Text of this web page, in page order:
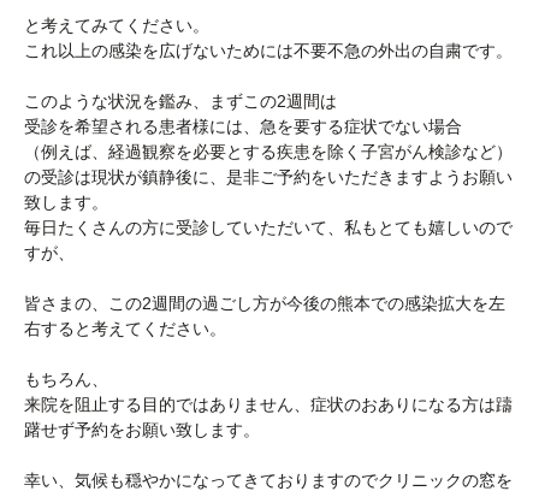
と考えてみてください。
これ以上の感染を広げないためには不要不急の外出の自粛です。
このような状況を鑑み、まずこの2週間は
受診を希望される患者様には、急を要する症状でない場合
（例えば、経過観察を必要とする疾患を除く子宮がん検診など）
の受診は現状が鎮静後に、是非ご予約をいただきますようお願い
致します。
毎日たくさんの方に受診していただいて、私もとても嬉しいので
すが、
皆さまの、この2週間の過ごし方が今後の熊本での感染拡大を左
右すると考えてください。
もちろん、
来院を阻止する目的ではありません、症状のおありになる方は躊
躇せず予約をお願い致します。
幸い、気候も穏やかになってきておりますのでクリニックの窓を